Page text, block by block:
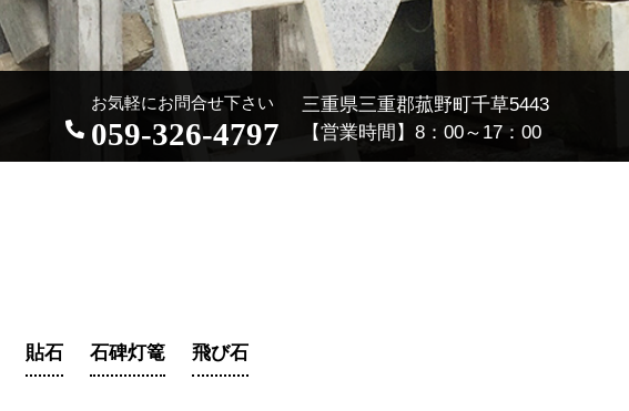
お気軽にお問合せ下さい
059-326-4797
三重県三重郡菰野町千草5443
【営業時間】8：00～17：00
貼石 石碑灯篭 飛び石